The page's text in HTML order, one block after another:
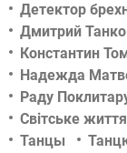
Детектор
Дмитрий
Константин
Надежда
Раду
Світське життя
Танцы